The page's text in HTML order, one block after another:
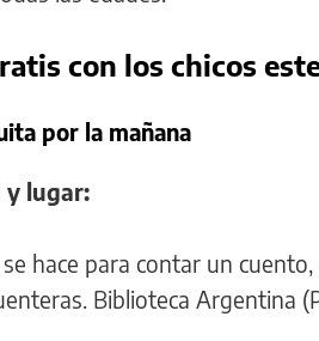
con los chicos
por la mañana
y lugar:
hace para contar un
Biblioteca Argentina